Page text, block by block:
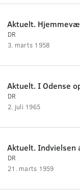
Aktuelt.
DR
3. marts 1958
DR
2. juli 1965
DR
21. marts 1959